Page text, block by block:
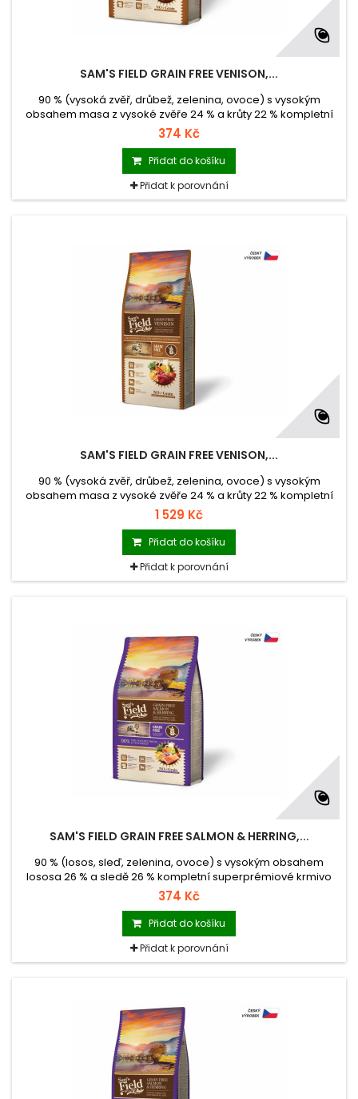
SAM'S FIELD GRAIN FREE VENISON,...
90 % (vysoká zvěř, drůbež, zelenina, ovoce) s vysokým
obsahem masa z vysoké zvěře 24 % a krůty 22 % kompletní
superprémiové krmivo pro dospělé psy všech plemen krmivo
s nulovým obsahem obilovin (Grain Free) krmivo vyrobené v
České republice balení se zipem hmotnost 2,5 kg
374 Kč
Přidat do košíku
Přidat k porovnání
SAM'S FIELD GRAIN FREE VENISON,...
90 % (vysoká zvěř, drůbež, zelenina, ovoce) s vysokým
obsahem masa z vysoké zvěře 24 % a krůty 22 % kompletní
superprémiové krmivo pro dospělé psy všech plemen krmivo
s nulovým obsahem obilovin (Grain Free) krmivo vyrobené v
České republice balení se zipem hmotnost 13 kg
1 529 Kč
Přidat do košíku
Přidat k porovnání
SAM'S FIELD GRAIN FREE SALMON & HERRING,...
90 % (losos, sleď, zelenina, ovoce) s vysokým obsahem
lososa 26 % a sledě 26 % kompletní superprémiové krmivo
pro dospělé psy všech plemen krmivo s nulovým obsahem
obilovin (Grain Free) krmivo vyrobené v České republice
balení se zipem hmotnost 2,5 kg
374 Kč
Přidat do košíku
Přidat k porovnání